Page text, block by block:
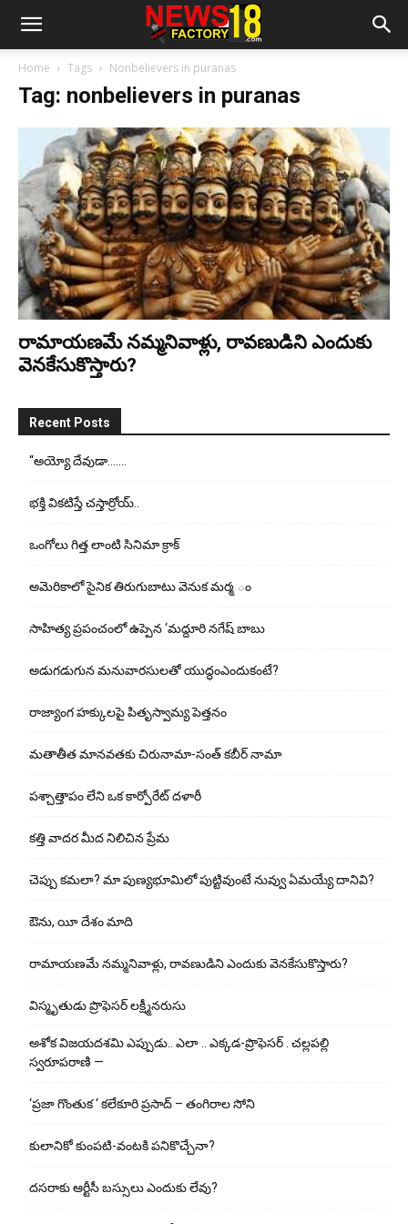
Home Tags Nonbelievers in puranas
Tag: nonbelievers in puranas
రామాయణమే నమ్మనివాళ్లు, రావణుడిని ఎందుకు
వెనకేసుకొస్తారు?
Recent Posts
“అయ్యో దేవుడా…….
భ‌క్తి విక‌టిస్తే చ‌స్తార్రోయ్‌..
ఒంగోలు గిత్త లాంటి సినిమా క్రాక్
అమెరికాలో సైనిక తిరుగుబాటు వెనుక మర్మ ం
సాహిత్య ప్రపంచంలో ఉప్పెన ‘మద్దూరి నగేష్ బాబు
అడుగ‌డుగున మ‌నువార‌సుల‌తో యుద్ధంఎందుకంటే?
రాజ్యాంగ హక్కులపై పితృస్వామ్య పెత్తనం
మతాతీత మానవతకు చిరునామా-సంత్ కబీర్ నామా
పశ్చాత్తాపం లేని ఒక కార్పోరేట్ దళారీ
కత్తి వాదర మీద నిలిచిన ప్రేమ
చెప్పు క‌మ‌లా? మా పుణ్యభూమిలో పుట్టివుంటే నువ్వు ఏమయ్యే దానివి?
ఔను, యీ దేశం మాది
రామాయణమే నమ్మనివాళ్లు, రావణుడిని ఎందుకు వెనకేసుకొస్తారు?
విస్మృతుడు ప్రొఫెసర్ లక్ష్మీనరుసు
అశోక విజ‌య‌ద‌శ‌మి ఎప్పుడు.. ఎలా .. ఎక్క‌డ‌-ప్రొఫెసర్ . చల్లపల్లి
స్వరూపరాణి —
‘ప్రజా గొంతుక ‘ కలేకూరి ప్రసాద్ – తంగిరాల సోని
కులానికో కుంప‌టి-వంట‌కి ప‌నికొచ్చేనా?
ద‌స‌రాకు ఆర్టీసీ బ‌స్సులు ఎందుకు లేవు?